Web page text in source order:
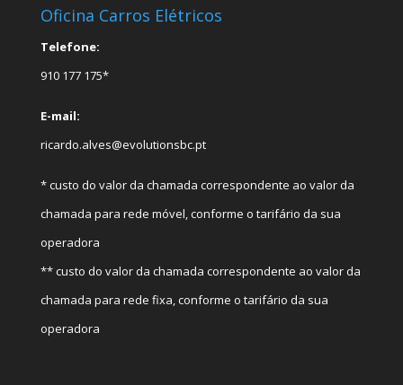
Oficina Carros Elétricos
Telefone:
910 177 175*
E-mail:
ricardo.alves@evolutionsbc.pt
* custo do valor da chamada correspondente ao valor da
chamada para rede móvel, conforme o tarifário da sua
operadora
** custo do valor da chamada correspondente ao valor da
chamada para rede fixa, conforme o tarifário da sua
operadora